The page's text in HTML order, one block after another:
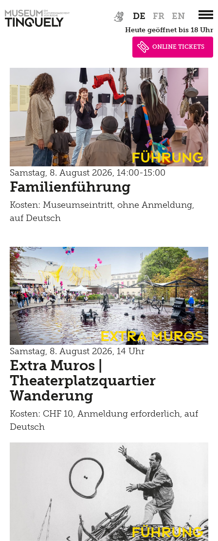
Hauptnavigation
to
DE FR EN
heute geöffnet bis 18 Uhr
ONLINE TICKETS
Führung
Samstag, 8. August 2026, 14:00-15:00
Familienführung
Kosten: Museumseintritt, ohne Anmeldung,
auf Deutsch
Extra Muros
Samstag, 8. August 2026, 14 Uhr
Extra Muros |
Theaterplatzquartier
Wanderung
Kosten: CHF 10, Anmeldung erforderlich, auf
Deutsch
Führung